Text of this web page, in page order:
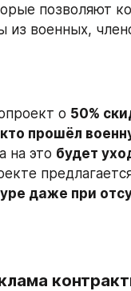
позволяют
из военных,
о 50%
прошёл
на это будет
даже при